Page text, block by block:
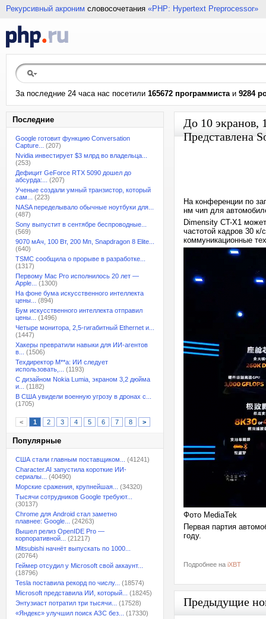
Рекурсивный акроним словосочетания «PHP: Hypertext Preprocessor»
За последние 24 часа нас посетили 165672 программистаи 9284
Последние
Google готовит функцию Conversation
Capture...
(207)
Nvidia инвестирует $3 млрд во владельца...
(253)
Дефицит GeForce RTX 5090 дошел до
абсурда:...
(207)
Ученые создали умный транзистор, который
сам...
(223)
NASA переделывало обычные ноутбуки для...
(487)
Sony выпустит в сентябре беспроводные...
(569)
9070 мАч, 100 Вт, 200 Мп, Snapdragon 8 Elite...
(640)
TSMC сообщила о прорыве в разработке...
(1317)
Первому Mac Pro исполнилось 20 лет —
Apple...
(1300)
На фоне бума искусственного интеллекта
цены...
(894)
Бум искусственного интеллекта отправил
цены...
(1496)
Четыре монитора, 2,5-гигабитный Ethernet и...
(1447)
Хакеры превратили навыки для ИИ-агентов
в...
(1506)
Техдиректор M**a: ИИ следует
использовать,...
(1193)
С дизайном Nokia Lumia, экраном 3,2 дюйма
и...
(1182)
В США увидели военную угрозу в дронах с...
(1705)
< 1 2 3 4 5 6 7 8 >
Популярные
США стали главным поставщиком...
(41241)
Character.AI запустила короткие ИИ-
сериалы...
(40490)
Морские сражения, крупнейшая...
(34320)
Тысячи сотрудников Google требуют...
(30137)
Chrome для Android стал заметно
плавнее: Google...
(24263)
Вышел релиз OpenIDE Pro —
корпоративной...
(21217)
Mitsubishi начнёт выпускать по 1000...
(20764)
Геймер отсудил у Microsoft свой аккаунт...
(18796)
Tesla поставила рекорд по числу...
(18574)
Microsoft представила ИИ, который...
(18245)
Энтузиаст потратил три тысячи...
(17528)
«Яндекс» улучшил поиск АЗС без...
(17330)
До 10 экранов,
Представлена
На конференции по
нм чип для
Dimensity CT-X1
частотой кадров 30
коммуникационные
Фото MediaTek
Первая партия
году.
Подробнее на iXBT
Предыдущие